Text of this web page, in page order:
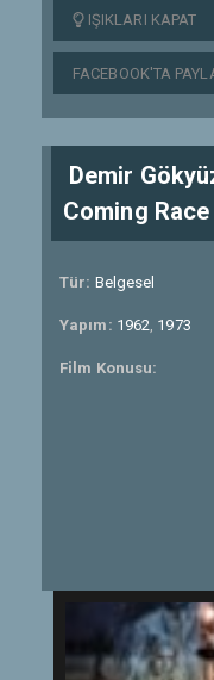
IŞIKLARI KAPAT
FACEBOOK'TA
Demir
Coming Race
Tür: Belgesel
Yapım: 1962, 1973
Film Konusu: